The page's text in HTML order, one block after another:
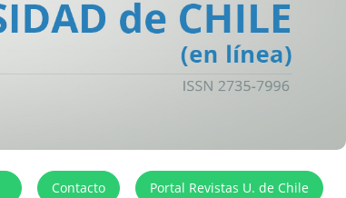
Contacto Portal Revistas U. de Chile